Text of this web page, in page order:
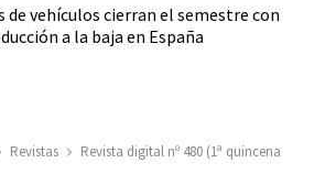
de vehículos cierran el semestre con
a la baja en España
Revistas
Revista digital nº 480 (1ª quincena